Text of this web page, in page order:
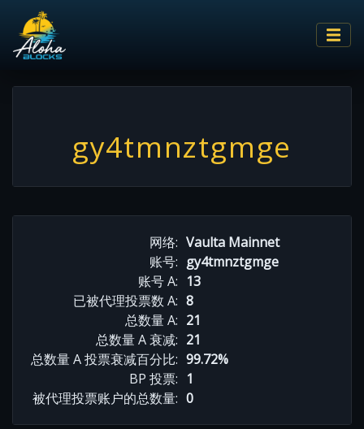
gy4tmnztgmge
网络: Vaulta Mainnet
账号: gy4tmnztgmge
账号 A: 13
已被代理投票数 A: 8
总数量 A: 21
总数量 A 衰减: 21
总数量 A 投票衰减百分比: 99.72%
BP 投票: 1
被代理投票账户的总数量: 0